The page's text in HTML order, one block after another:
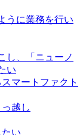
うに業務を行い
し、「ニューノ
い
マートファクト
越し
い